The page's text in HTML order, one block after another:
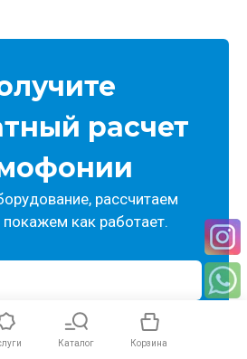
расчет
рассчитаем
покажем как работает.
Каталог Корзина